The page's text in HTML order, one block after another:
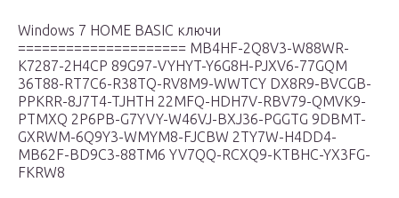
Windows 7 HOME BASIC ключи
===================== MB4HF-2Q8V3-W88WR-
K7287-2H4CP 89G97-VYHYT-Y6G8H-PJXV6-77GQM
36T88-RT7C6-R38TQ-RV8M9-WWTCY DX8R9-BVCGB-
PPKRR-8J7T4-TJHTH 22MFQ-HDH7V-RBV79-QMVK9-
PTMXQ 2P6PB-G7YVY-W46VJ-BXJ36-PGGTG 9DBMT-
GXRWM-6Q9Y3-WMYM8-FJCBW 2TY7W-H4DD4-
MB62F-BD9C3-88TM6 YV7QQ-RCXQ9-KTBHC-YX3FG-
FKRW8